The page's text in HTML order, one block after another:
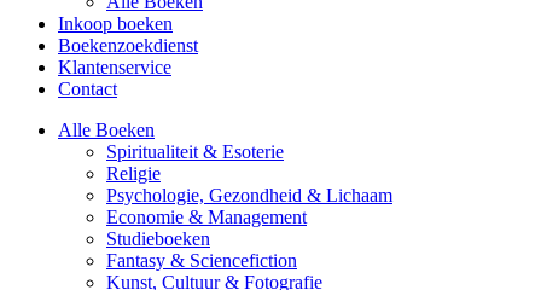
Inkoop boeken
Boekenzoekdienst
Klantenservice
Contact
Alle Boeken
Spiritualiteit & Esoterie
Religie
Psychologie, Gezondheid & Lichaam
Economie & Management
Studieboeken
Fantasy & Sciencefiction
Kunst, Cultuur & Fotografie